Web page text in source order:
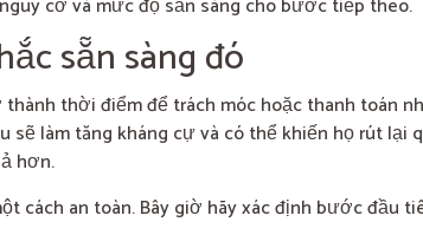
cơ và mức độ sẵn sàng cho bước tiếp theo.
sẵn sàng đó
thời điểm để trách móc hoặc thanh toán
làm tăng kháng cự và có thể khiến họ rút lại
hơn.
cách an toàn. Bây giờ hãy xác định bước đầu